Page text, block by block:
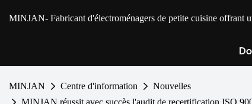
MINJAN- Fabricant d'électroménagers de petite cuisine
MINJAN Centre d'information
Nouvelles